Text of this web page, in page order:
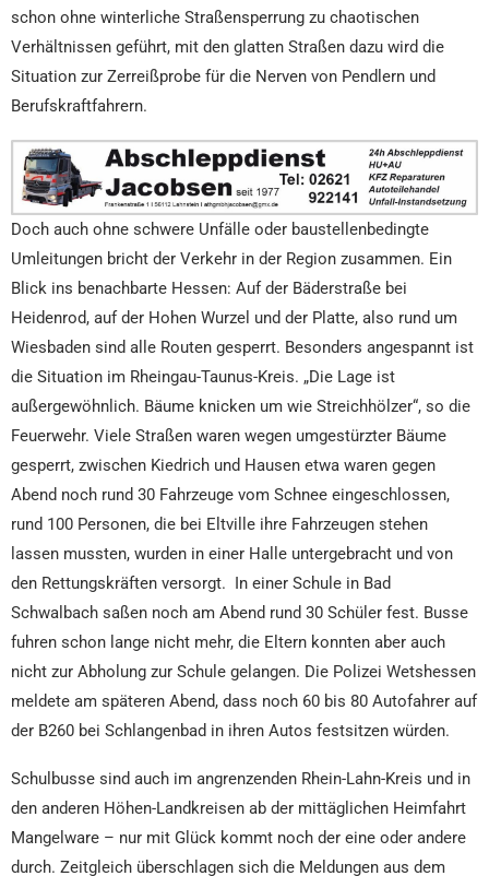
schon ohne winterliche Straßensperrung zu chaotischen
Verhältnissen geführt, mit den glatten Straßen dazu wird die
Situation zur Zerreißprobe für die Nerven von Pendlern und
Berufskraftfahrern.
Doch auch ohne schwere Unfälle oder baustellenbedingte
Umleitungen bricht der Verkehr in der Region zusammen. Ein
Blick ins benachbarte Hessen: Auf der Bäderstraße bei
Heidenrod, auf der Hohen Wurzel und der Platte, also rund um
Wiesbaden sind alle Routen gesperrt. Besonders angespannt ist
die Situation im Rheingau-Taunus-Kreis. „Die Lage ist
außergewöhnlich. Bäume knicken um wie Streichhölzer“, so die
Feuerwehr. Viele Straßen waren wegen umgestürzter Bäume
gesperrt, zwischen Kiedrich und Hausen etwa waren gegen
Abend noch rund 30 Fahrzeuge vom Schnee eingeschlossen,
rund 100 Personen, die bei Eltville ihre Fahrzeugen stehen
lassen mussten, wurden in einer Halle untergebracht und von
den Rettungskräften versorgt. In einer Schule in Bad
Schwalbach saßen noch am Abend rund 30 Schüler fest. Busse
fuhren schon lange nicht mehr, die Eltern konnten aber auch
nicht zur Abholung zur Schule gelangen. Die Polizei Wetshessen
meldete am späteren Abend, dass noch 60 bis 80 Autofahrer auf
der B260 bei Schlangenbad in ihren Autos festsitzen würden.
Schulbusse sind auch im angrenzenden Rhein-Lahn-Kreis und in
den anderen Höhen-Landkreisen ab der mittäglichen Heimfahrt
Mangelware – nur mit Glück kommt noch der eine oder andere
durch. Zeitgleich überschlagen sich die Meldungen aus dem